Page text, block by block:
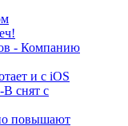
- Компанию
и с iOS
снят с
повышают